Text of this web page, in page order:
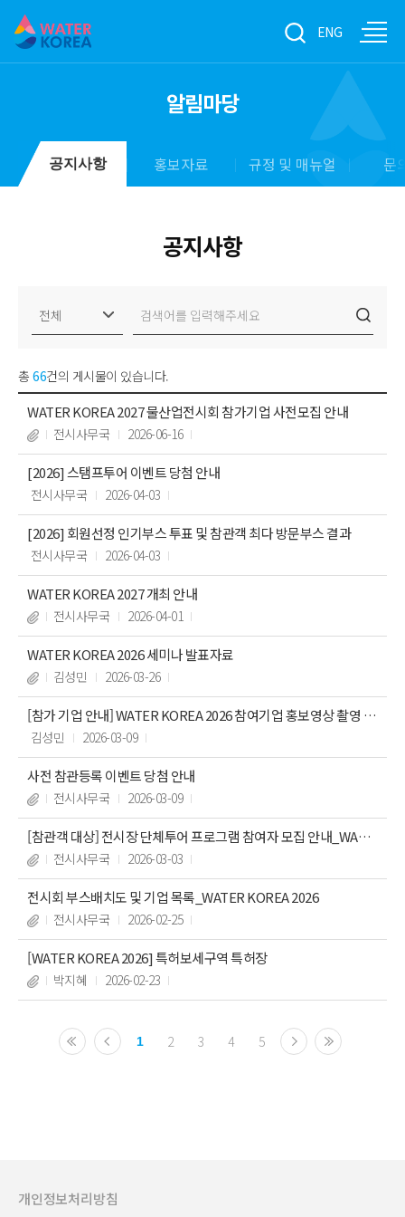
ENG
알림마당
공지사항 홍보자료 규정 및 매뉴얼 문
공지사항
총 66건의 게시물이 있습니다.
WATER KOREA 2027 물산업전시회 참가기업 사전모집 안내
전시사무국 2026-06-16
[2026] 스탬프투어 이벤트 당첨 안내
전시사무국 2026-04-03
[2026] 회원선정 인기부스 투표 및 참관객 최다 방문부스 결과
전시사무국 2026-04-03
WATER KOREA 2027 개최 안내
전시사무국 2026-04-01
WATER KOREA 2026 세미나 발표자료
김성민 2026-03-26
[참가 기업 안내] WATER KOREA 2026 참여기업 홍보영상 촬영 지
원 안내
김성민 2026-03-09
사전 참관등록 이벤트 당첨 안내
전시사무국 2026-03-09
[참관객 대상] 전시장 단체투어 프로그램 참여자 모집 안내_WATE
R KOREA 2026
전시사무국 2026-03-03
전시회 부스배치도 및 기업 목록_WATER KOREA 2026
전시사무국 2026-02-25
[WATER KOREA 2026] 특허보세구역 특허장
박지혜 2026-02-23
1 2 3 4 5
개인정보처리방침